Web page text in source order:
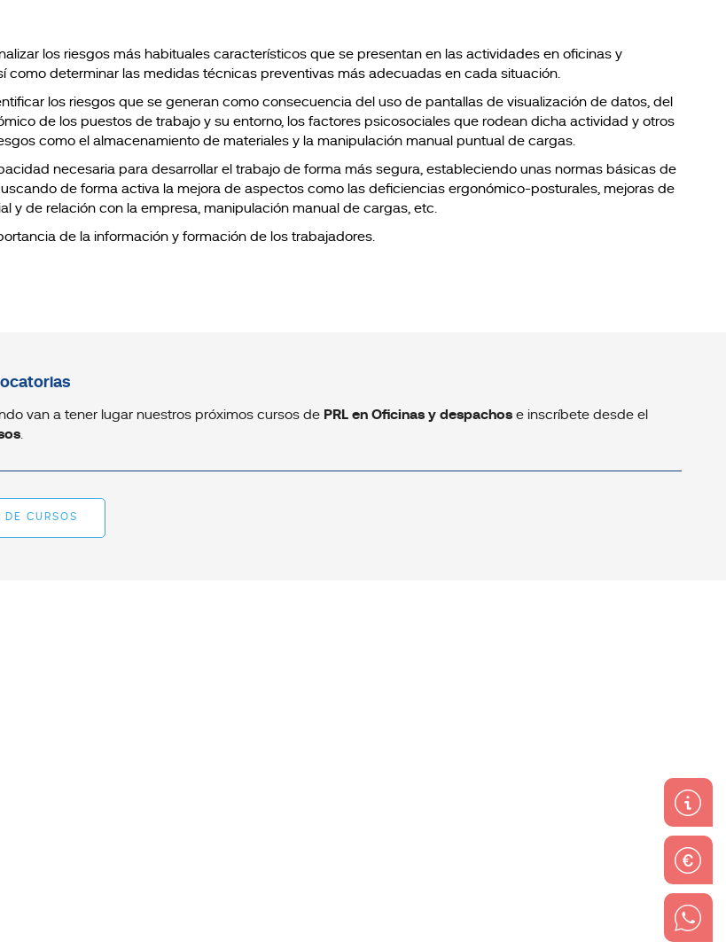
los riesgos más habituales característicos que se presentan en las actividades en oficinas y
como determinar las medidas técnicas preventivas más adecuadas en cada situación.
los riesgos que se generan como consecuencia del uso de pantallas de visualización de datos, del
de los puestos de trabajo y su entorno, los factores psicosociales que rodean dicha actividad y otros
como el almacenamiento de materiales y la manipulación manual puntual de cargas.
necesaria para desarrollar el trabajo de forma más segura, estableciendo unas normas básicas de
de forma activa la mejora de aspectos como las deficiencias ergonómico-posturales, mejoras de
y de relación con la empresa, manipulación manual de cargas, etc.
de la información y formación de los trabajadores.
van a tener lugar nuestros próximos cursos de PRL en Oficinas y despachos e inscríbete desde el
.
DE CURSOS